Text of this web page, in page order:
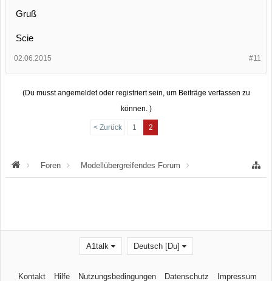
Gruß
Scie
#11
02.06.2015
(Du musst angemeldet oder registriert sein, um Beiträge verfassen zu
können. )
< Zurück 1 2
Foren Modellübergreifendes Forum
A1talk Deutsch [Du]
Kontakt Hilfe Nutzungsbedingungen Datenschutz Impressum